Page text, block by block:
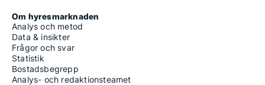
Om hyresmarknaden
Analys och metod
Data & insikter
Frågor och svar
Statistik
Bostadsbegrepp
Analys- och redaktionsteamet